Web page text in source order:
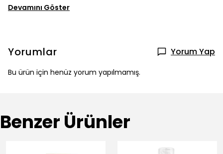
Devamını Göster
Yorumlar Yorum Yap
Bu ürün için henüz yorum yapılmamış.
Benzer Ürünler